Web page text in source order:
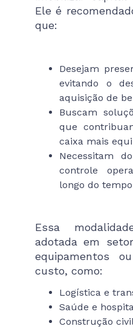
Ele é
que:
Desejam
evitando o
aquisição de
Buscam
que
caixa mais
Necessitam
controle
longo do
Essa
adotada em
equipamentos
custo, como:
Logística e
Saúde e
Construção